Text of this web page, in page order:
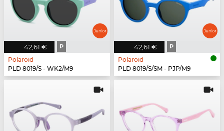
42,61 € P
Polaroid
PLD 8019/S - WK2/M9
42,61 € P
Polaroid
PLD 8019/S/SM - PJP/M9